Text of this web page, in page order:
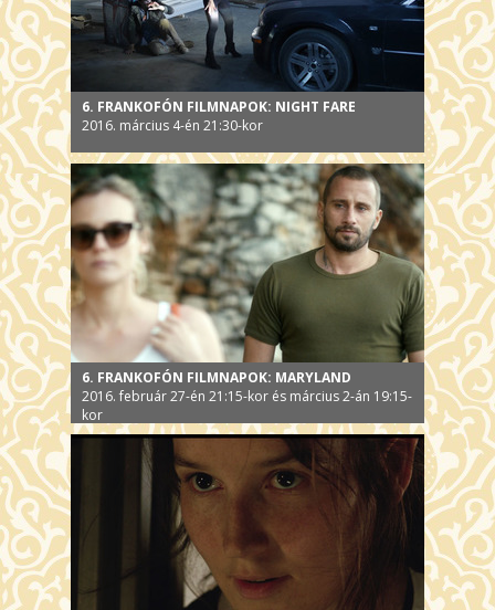
6. FRANKOFÓN FILMNAPOK: NIGHT FARE
2016. március 4-én 21:30-kor
6. FRANKOFÓN FILMNAPOK: MARYLAND
2016. február 27-én 21:15-kor és március 2-án 19:15-
kor